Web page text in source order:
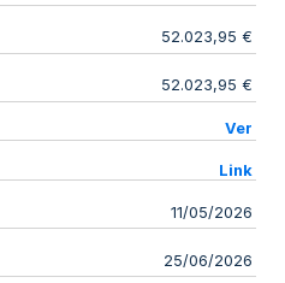
52.023,95 €
52.023,95 €
Ver
Link
11/05/2026
25/06/2026